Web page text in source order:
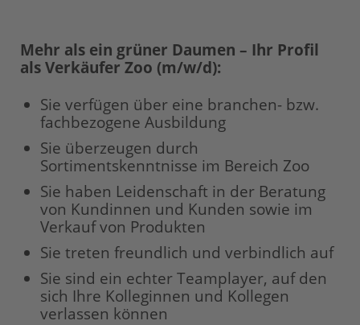
Mehr als ein grüner Daumen – Ihr Profil
als Verkäufer Zoo (m/w/d):
Sie verfügen über eine branchen- bzw.
fachbezogene Ausbildung
Sie überzeugen durch
Sortimentskenntnisse im Bereich Zoo
Sie haben Leidenschaft in der Beratung
von Kundinnen und Kunden sowie im
Verkauf von Produkten
Sie treten freundlich und verbindlich auf
Sie sind ein echter Teamplayer, auf den
sich Ihre Kolleginnen und Kollegen
verlassen können